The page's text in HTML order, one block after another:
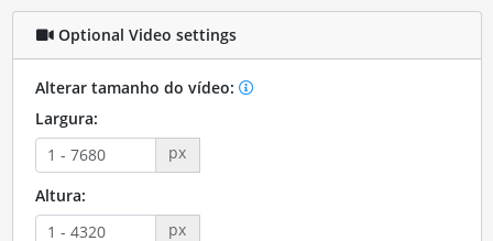
Optional Video settings
Alterar tamanho do vídeo:
Largura:
px
Altura:
px